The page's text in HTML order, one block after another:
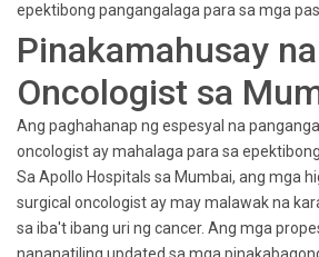
epektibong pangangalaga para sa mga
Pinakamahusay na
Oncologist sa
Ang paghahanap ng espesyal na
oncologist ay mahalaga para sa
Sa Apollo Hospitals sa Mumbai, ang mga
surgical oncologist ay may malawak na
sa iba't ibang uri ng cancer. Ang mga